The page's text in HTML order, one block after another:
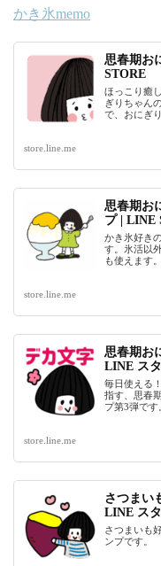
かき氷memo
思春期お
STORE
ほっこり癒
ぎりちゃん
で、おにぎ
store.line.me
思春期お
プ | LINE
かき氷好き
す。氷活以
も使えます。
store.line.me
思春期お
LINE ス
毎日使える
指す、思春
プ第3弾です
store.line.me
さつまい
LINE ス
さつまいも
ンプです。